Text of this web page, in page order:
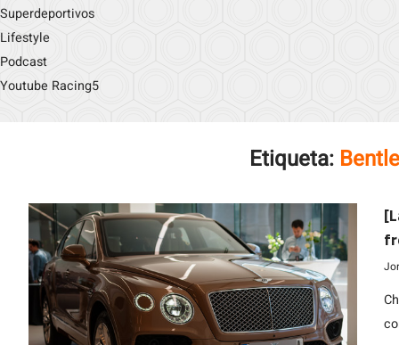
Superdeportivos
Lifestyle
Podcast
Youtube Racing5
Etiqueta: